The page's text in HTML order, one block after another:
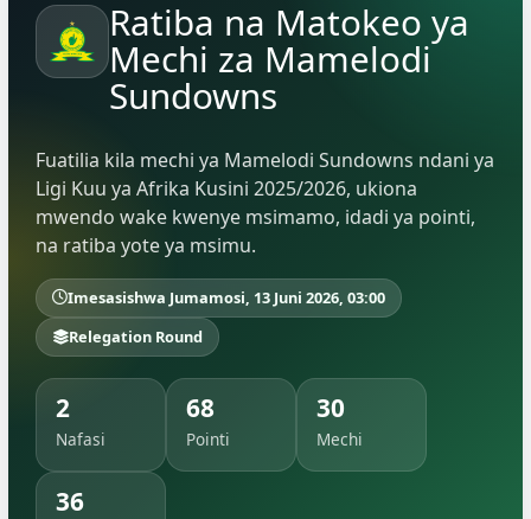
Ratiba na Matokeo ya
Mechi za Mamelodi
Sundowns
Fuatilia kila mechi ya Mamelodi Sundowns ndani ya
Ligi Kuu ya Afrika Kusini 2025/2026, ukiona
mwendo wake kwenye msimamo, idadi ya pointi,
na ratiba yote ya msimu.
Imesasishwa Jumamosi, 13 Juni 2026, 03:00
Relegation Round
2
Nafasi
68
Pointi
30
Mechi
36